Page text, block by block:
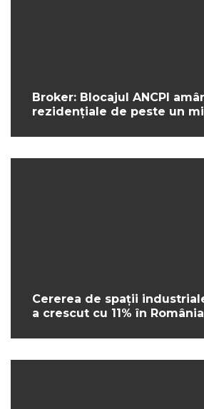
Broker: Blocajul ANCPI
rezidențiale de peste un
Cererea de spații
a crescut cu 11% în